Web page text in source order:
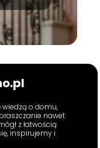
wiedzą o domu,
nawet
z łatwością
inspirujemy i